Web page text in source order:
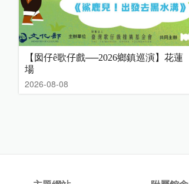
【囡仔ê歌仔戲──2026鄉鎮巡演】花蓮
場
2026-08-08